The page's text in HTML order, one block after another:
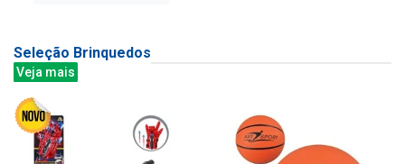
Seleção Brinquedos
Veja mais